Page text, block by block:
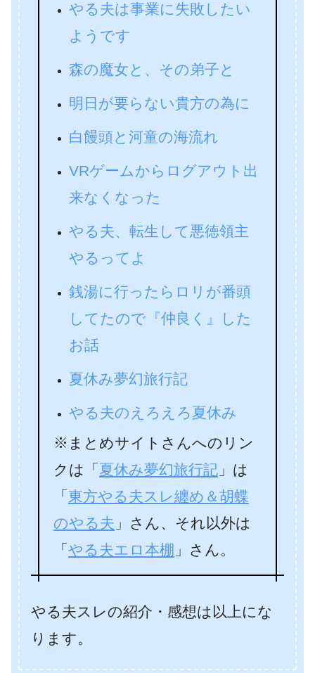
やる夫は事業に失敗したい
ようです
森の魔女と、その弟子と
明日が要らない貴方の為に
白饅頭と河童の海流れ
VRゲームからログアウト出
来なくなった
やる夫、転生して悪徳領主
やるってよ
銭湯に行ったらロリが番頭
してたので『仲良く』した
お話
夏休み夢幻旅行記
やる夫のえろえろ夏休み
※まとめサイトさんへのリン
クは「 夏休み夢幻旅行記 」は
「 東方やる夫スレ纏め＆胡蝶
のやる夫 」さん、それ以外は
「 やる夫エロ本棚 」さん。
やる夫スレの紹介・感想は以上にな
ります。